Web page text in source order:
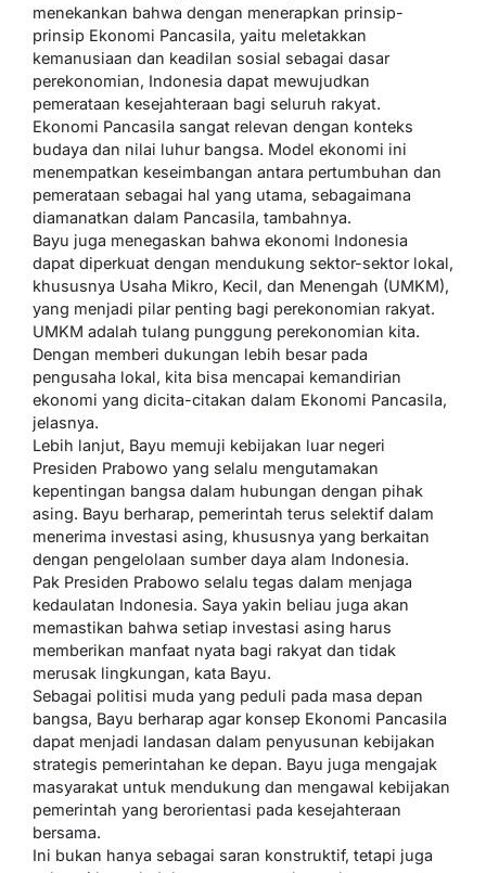
menekankan bahwa dengan menerapkan prinsip-
prinsip Ekonomi Pancasila, yaitu meletakkan
kemanusiaan dan keadilan sosial sebagai dasar
perekonomian, Indonesia dapat mewujudkan
pemerataan kesejahteraan bagi seluruh rakyat.
Ekonomi Pancasila sangat relevan dengan konteks
budaya dan nilai luhur bangsa. Model ekonomi ini
menempatkan keseimbangan antara pertumbuhan dan
pemerataan sebagai hal yang utama, sebagaimana
diamanatkan dalam Pancasila, tambahnya.
Bayu juga menegaskan bahwa ekonomi Indonesia
dapat diperkuat dengan mendukung sektor-sektor lokal,
khususnya Usaha Mikro, Kecil, dan Menengah (UMKM),
yang menjadi pilar penting bagi perekonomian rakyat.
UMKM adalah tulang punggung perekonomian kita.
Dengan memberi dukungan lebih besar pada
pengusaha lokal, kita bisa mencapai kemandirian
ekonomi yang dicita-citakan dalam Ekonomi Pancasila,
jelasnya.
Lebih lanjut, Bayu memuji kebijakan luar negeri
Presiden Prabowo yang selalu mengutamakan
kepentingan bangsa dalam hubungan dengan pihak
asing. Bayu berharap, pemerintah terus selektif dalam
menerima investasi asing, khususnya yang berkaitan
dengan pengelolaan sumber daya alam Indonesia.
Pak Presiden Prabowo selalu tegas dalam menjaga
kedaulatan Indonesia. Saya yakin beliau juga akan
memastikan bahwa setiap investasi asing harus
memberikan manfaat nyata bagi rakyat dan tidak
merusak lingkungan, kata Bayu.
Sebagai politisi muda yang peduli pada masa depan
bangsa, Bayu berharap agar konsep Ekonomi Pancasila
dapat menjadi landasan dalam penyusunan kebijakan
strategis pemerintahan ke depan. Bayu juga mengajak
masyarakat untuk mendukung dan mengawal kebijakan
pemerintah yang berorientasi pada kesejahteraan
bersama.
Ini bukan hanya sebagai saran konstruktif, tetapi juga